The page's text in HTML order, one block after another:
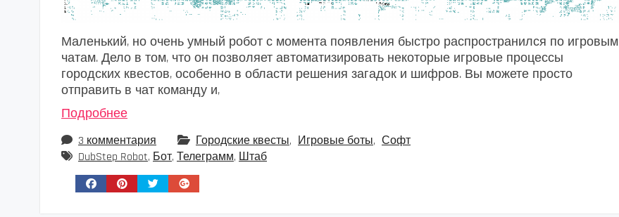
Маленький, но очень умный робот с момента появления быстро распространился по игровым
чатам. Дело в том, что он позволяет автоматизировать некоторые игровые процессы
городских квестов, особенно в области решения загадок и шифров. Вы можете просто
отправить в чат команду и,
Подробнее
3 комментария Городские квесты, Игровые боты, Софт
DubStep Robot, Бот, Телеграмм, Штаб